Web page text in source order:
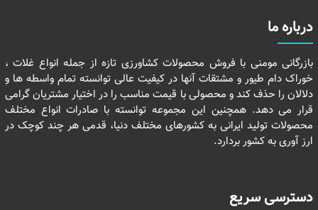
درباره ما
بازرگانی مومنی با فروش محصولات کشاورزی تازه از جمله انواع غلات ،
خوراک دام طیور و مشتقات آنها در کیفیت عالی توانسته تمام واسطه ها و
دلالان را حذف کند و محصولی با قیمت مناسب را در اختیار مشتریان گرامی
قرار می دهد. همچنین این مجموعه توانسته با صادرات انواع مختلف
محصولات تولید ایرانی به کشورهای مختلف دنیا، قدمی هر چند کوچک در
ارز آوری به کشور بردارد.
دسترسی سریع